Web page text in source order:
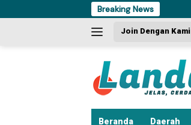
ke
Breaking News
Join Dengan Kami
Beranda Daerah